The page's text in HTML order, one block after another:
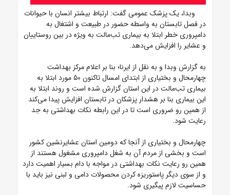
وبدا، یک پزشک عمومی گفت: ارتباط بیشتر انسان با حیوانات
در فصل تابستان به واسطه حضور در طبیعت و اشتغال به
دامپروری خطر ابتلا به بیماری تب‌مالت به ویژه در بین روستاییان
و عشایر را افزایش می‌دهد.
به گزارش وبدا و به نقل از ایرنا؛ بنا بر اعلام مرکز بهداشت
چهارمحال و بختیاری از ابتدای امسال تاکنون ۵۰ مورد ابتلا به
بیماری تب‌مالت در این استان گزارش شده است و روند ابتلا به
این بیماری بنا بر هشدار پزشکان در تابستان افزایش پیدا می‌کند
از همین رو ضروری است تا در این رابطه نکات بهداشتی به جد
رعایت شود.
چهارمحال و بختیاری از آنجا که دومین استان عشایرنشین کشور
است و بخشی از مردم آن به شغل دامپروری مشغول هستند از
همین رو رعایت نکات بهداشتی در مواجه با دام بسیار اهمیت دارد
و از سوی دیگر پاستوریزه کردن محصولات دامی و لبنی نیز باید با
حساسیت لازم پیگیری شود.